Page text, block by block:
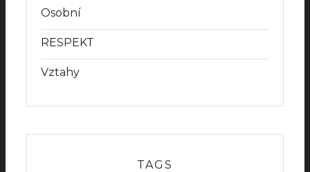
Osobní
RESPEKT
Vztahy
TAGS